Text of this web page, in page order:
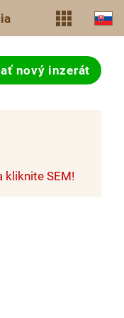
nový inzerát
kliknite SEM!